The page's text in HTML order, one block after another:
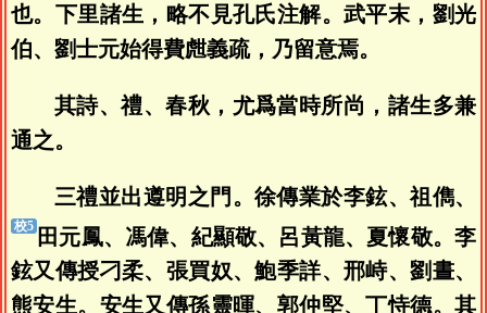
也。下里諸生，略不見孔氏注解。武平末，劉光
伯、劉士元始得費甝義疏，乃留意焉。
其詩、禮、春秋，尤爲當時所尚，諸生多兼
通之。
三禮並出遵明之門。徐傳業於李鉉、祖儁、
田元鳳、馮偉、紀顯敬、呂黃龍、夏懷敬。李
鉉又傳授刁柔、張買奴、鮑季詳、邢峙、劉晝、
熊安生。安生又傳孫靈暉、郭仲堅、丁恃德。其